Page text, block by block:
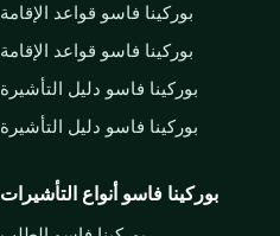
بوركينا فاسو قواعد الإقامة
بوركينا فاسو قواعد الإقامة
بوركينا فاسو دليل التأشيرة
بوركينا فاسو دليل التأشيرة
بوركينا فاسو أنواع التأشيرات